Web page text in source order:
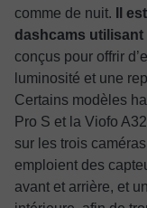
comme de nuit.
Il
dashcams utilisant
conçus pour offrir
luminosité et une
Certains modèles
Pro S et la Viofo
sur les trois
emploient des
avant et arrière, et